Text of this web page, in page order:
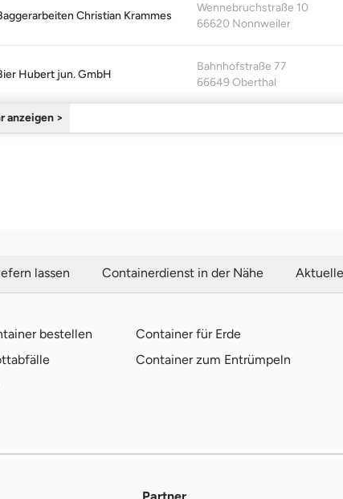
Christian Krammes
Wennebruchstraße 10
66620 Nonnweiler
Hubert jun. GmbH
Bahnhofstraße 77
66649 Oberthal
anzeigen >
lassen Containerdienst in der Nähe
bestellen Container für Erde
Container zum Entrümpeln
Partner